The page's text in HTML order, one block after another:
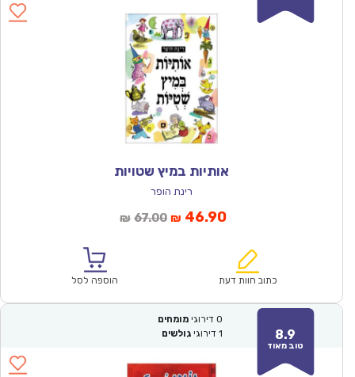
אותיות במיץ שטויות
רינת הופר
₪ 67.00המחיר
₪67.00.
₪ 46.90המחיר
הוא:
כתוב חוות דעת הוספה לסל
8.9
טוב מאוד
0 דירוגי מומחים
1 דירוגי גולשים